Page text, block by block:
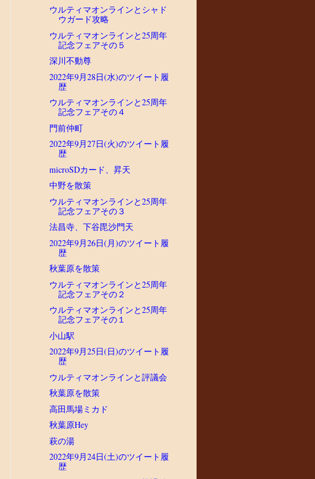
ウルティマオンラインとシャド
ウガード攻略
ウルティマオンラインと25周年
記念フェアその５
深川不動尊
2022年9月28日(水)のツイート履
歴
ウルティマオンラインと25周年
記念フェアその４
門前仲町
2022年9月27日(火)のツイート履
歴
microSDカード、昇天
中野を散策
ウルティマオンラインと25周年
記念フェアその３
法昌寺、下谷毘沙門天
2022年9月26日(月)のツイート履
歴
秋葉原を散策
ウルティマオンラインと25周年
記念フェアその２
ウルティマオンラインと25周年
記念フェアその１
小山駅
2022年9月25日(日)のツイート履
歴
ウルティマオンラインと評議会
秋葉原を散策
高田馬場ミカド
秋葉原Hey
萩の湯
2022年9月24日(土)のツイート履
歴